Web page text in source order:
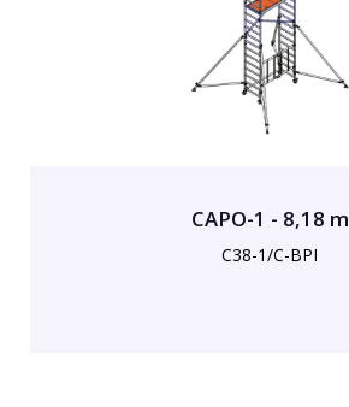
CAPO-1 - 8,18 m
C38-1/C-BPI